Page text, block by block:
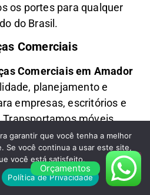
os portes para qualquer
do Brasil.
Comerciais
Comerciais em Amador
planejamento e
empresas, escritórios e
móveis,
e documentos
realizando
e montagem para
e sem impactar suas
Orçamentos
garantir que você tenha a melhor
Se você continua a usar este site,
você está satisfeito.
Política de Privacidade